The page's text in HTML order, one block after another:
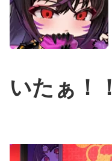
いたぁ！！